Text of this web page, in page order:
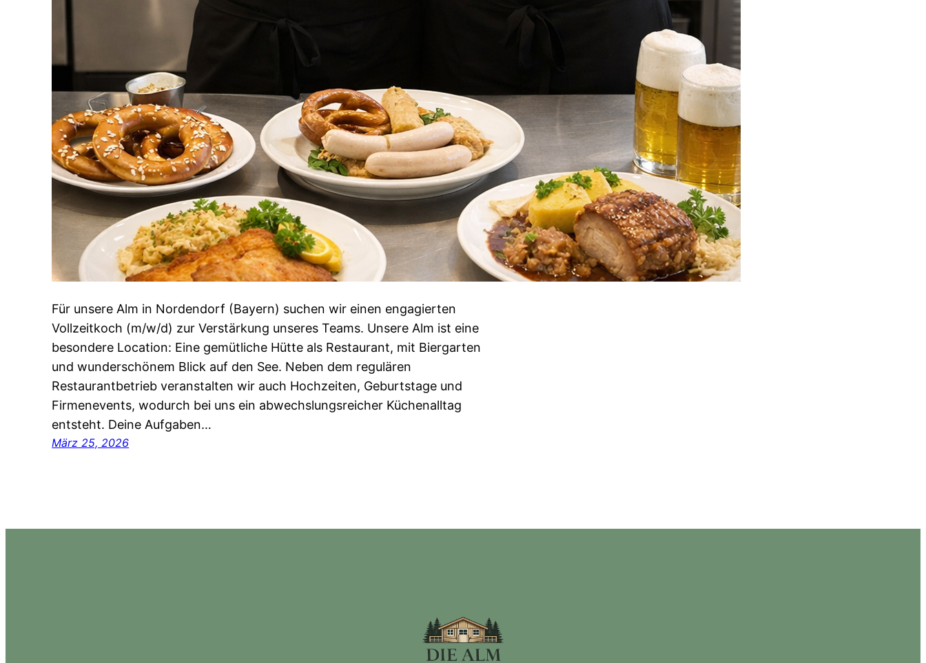
Für unsere Alm in Nordendorf (Bayern) suchen wir einen engagierten
Vollzeitkoch (m/w/d) zur Verstärkung unseres Teams. Unsere Alm ist eine
besondere Location: Eine gemütliche Hütte als Restaurant, mit Biergarten
und wunderschönem Blick auf den See. Neben dem regulären
Restaurantbetrieb veranstalten wir auch Hochzeiten, Geburtstage und
Firmenevents, wodurch bei uns ein abwechslungsreicher Küchenalltag
entsteht. Deine Aufgaben…
März 25, 2026